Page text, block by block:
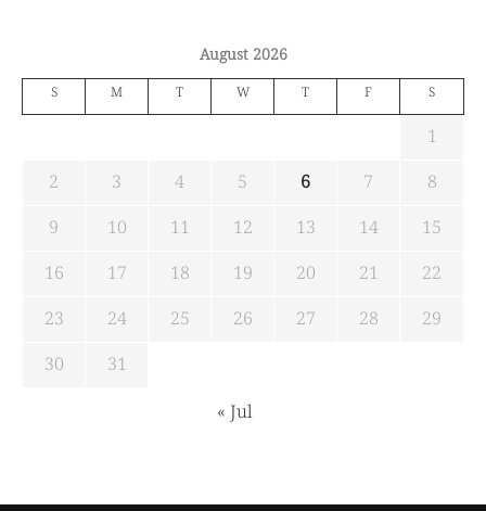
August 2026
S M T W T F S
1
2
3 4 5 6 7
8
9
10 11 12 13 14
15
16
17 18 19 20 21
22
23
24 25 26 27 28
29
30
31
« Jul